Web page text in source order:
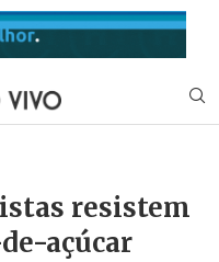
resistem
açúcar